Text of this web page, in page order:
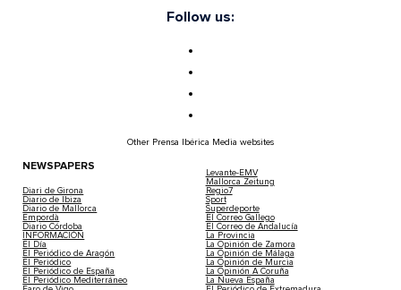
Follow us:
Other Prensa Ibérica Media websites
NEWSPAPERS
Diari de Girona
Diario de Ibiza
Diario de Mallorca
Empordà
Diario Córdoba
INFORMACIÓN
El Día
El Periódico de Aragón
El Periódico
El Periódico de España
El Periódico Mediterráneo
Levante-EMV
Mallorca Zeitung
Regio7
Sport
Superdeporte
El Correo Gallego
El Correo de Andalucía
La Provincia
La Opinión de Zamora
La Opinión de Málaga
La Opinión de Murcia
La Opinión A Coruña
La Nueva España